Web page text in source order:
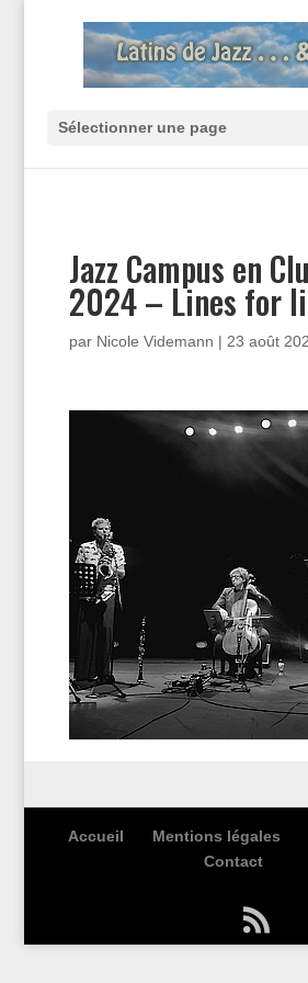
Sélectionner une page
Jazz Campus en
2024 – Lines for
par Nicole Videmann | 23 août
Accueil Mentions légales
Contact